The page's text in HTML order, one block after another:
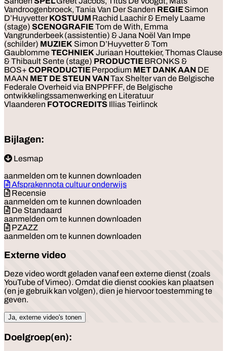
Vandroogenbroeck, Tania Van Der Sanden REGIE Simon
D’HuyvetterKOSTUUM Rachid Laachir & Emely Laame
(stage) SCENOGRAFIE Tom de With, Emma
Vangrunderbeek (assistentie) & Jana Noël Van Impe
(schilder) MUZIEK Simon D’Huyvetter & Tom
GaublommeTECHNIEK Juriaan Houttekier, Thomas Clause
& Thibault Sente (stage) PRODUCTIE BRONKS &
BOS+ COPRODUCTIE Perpodium MET DANK AAN DE
MAAN MET DE STEUN VANTax Shelter van de Belgische
Federale Overheid via BNPPFFF, de Belgische
ontwikkelingssamenwerking en Literatuur
Vlaanderen FOTOCREDITS Illias Teirlinck
Bijlagen:
Lesmap
aanmelden om te kunnen downloaden
Afsprakennota cultuur onderwijs
Recensie
aanmelden om te kunnen downloaden
De Standaard
aanmelden om te kunnen downloaden
PZAZZ
aanmelden om te kunnen downloaden
Externe video
Deze video wordt geladen vanaf een externe dienst (zoals
YouTube of Vimeo). Omdat die dienst cookies kan plaatsen
(en je gebruik kan volgen), dien je hiervoor toestemming te
geven.
Ja, externe video's tonen
Doelgroep(en):